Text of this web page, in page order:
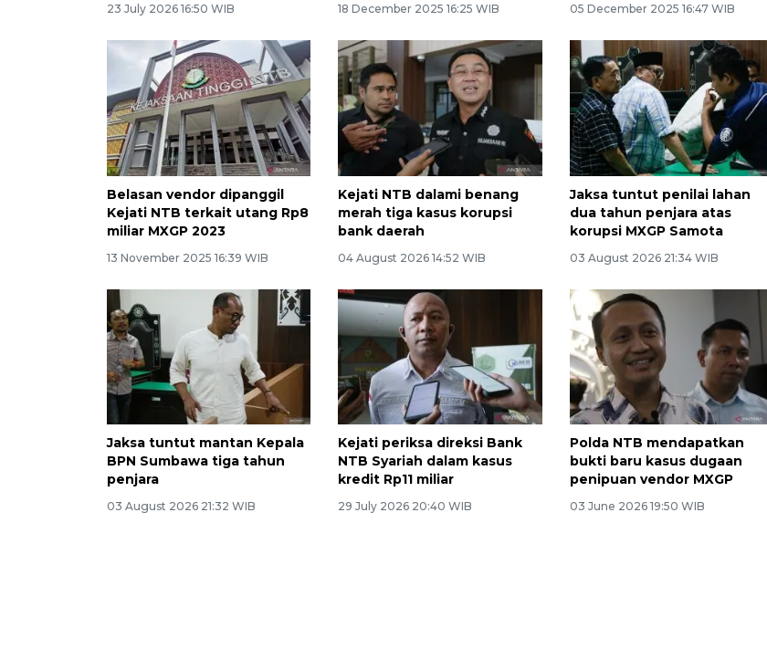
23 July 2026 16:50 WIB 18 December 2025 16:25 WIB 05 December 2025 16:47 WIB
Belasan vendor dipanggil
Kejati NTB terkait utang Rp8
miliar MXGP 2023
13 November 2025 16:39 WIB
Kejati NTB dalami benang
merah tiga kasus korupsi
bank daerah
04 August 2026 14:52 WIB
Jaksa tuntut penilai lahan
dua tahun penjara atas
korupsi MXGP Samota
03 August 2026 21:34 WIB
Jaksa tuntut mantan Kepala
BPN Sumbawa tiga tahun
penjara
03 August 2026 21:32 WIB
Kejati periksa direksi Bank
NTB Syariah dalam kasus
kredit Rp11 miliar
29 July 2026 20:40 WIB
Polda NTB mendapatkan
bukti baru kasus dugaan
penipuan vendor MXGP
03 June 2026 19:50 WIB